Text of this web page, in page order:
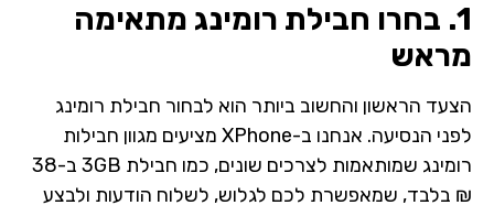
1. בחרו חבילת רומינג מתאימה
מראש
הצעד הראשון והחשוב ביותר הוא לבחור חבילת רומינג
לפני הנסיעה. אנחנו ב-XPhone מציעים מגוון חבילות
רומינג שמותאמות לצרכים שונים, כמו חבילת 3GB ב-38
₪ בלבד, שמאפשרת לכם לגלוש, לשלוח הודעות ולבצע